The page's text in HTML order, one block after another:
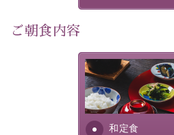
ご覧いただけませんが、徒歩1
ある花火をお楽しみいただけま
秋の夜長、諏訪湖目の前のしん
に彩りを添える特別な思い出を
ご朝食内容
和定食
さっぱりとした和
れる食材は、諏訪
ふんだんに取り入
安全を心掛けた